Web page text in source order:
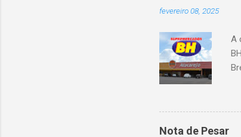
fevereiro 08, 2025
A
Nota de Pesar